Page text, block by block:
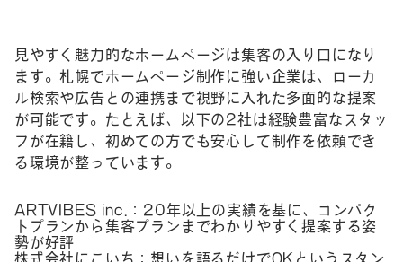
見やすく魅力的なホームページは集客の入り口になり
ます。札幌でホームページ制作に強い企業は、ローカ
ル検索や広告との連携まで視野に入れた多面的な提案
が可能です。たとえば、以下の2社は経験豊富なスタッ
フが在籍し、初めての方でも安心して制作を依頼でき
る環境が整っています。
ARTVIBES inc.：20年以上の実績を基に、コンパク
トプランから集客プランまでわかりやすく提案する姿
勢が好評
株式会社にこいち：想いを語るだけでOKというスタン